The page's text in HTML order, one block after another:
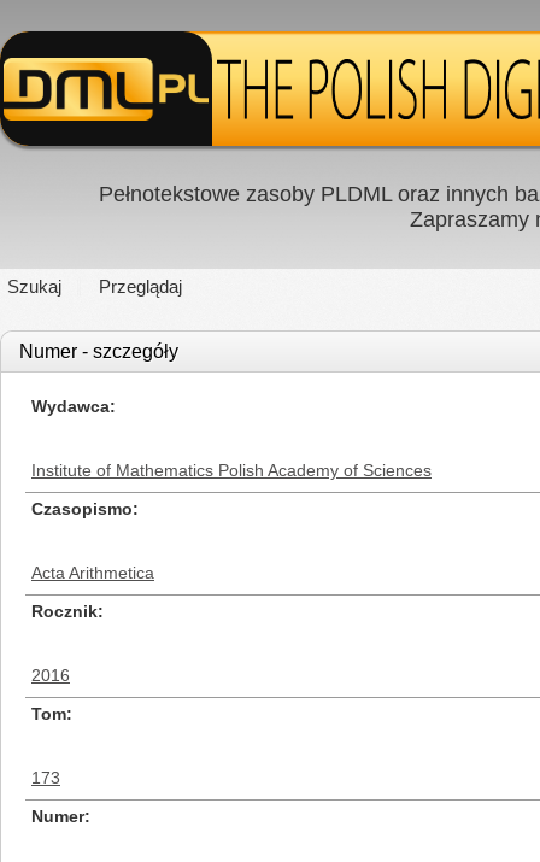
Pełnotekstowe zasoby PLDML oraz innych
Zapraszamy
Szukaj Przeglądaj
Numer - szczegóły
Wydawca
Institute of Mathematics Polish Academy of Sciences
Czasopismo
Acta Arithmetica
Rocznik
2016
Tom
173
Numer